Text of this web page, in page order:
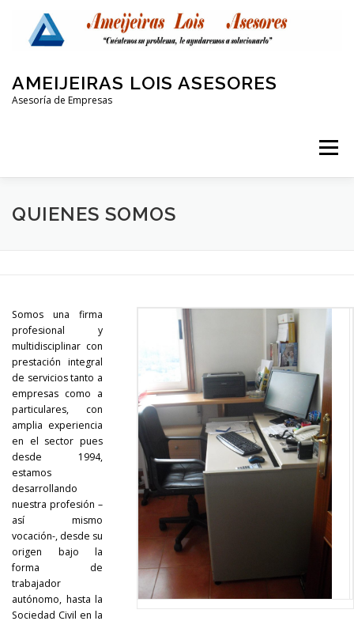
contenido
AMEIJEIRAS LOIS ASESORES
Asesoría de Empresas
Menú
QUIENES SOMOS LABORAL Y SEGURIDAD SOCIAL
OTRAS AREAS CONTACTO
QUIENES SOMOS
Somos una firma
profesional y
multidisciplinar con
prestación integral
de servicios tanto a
empresas como a
particulares, con
amplia experiencia
en el sector pues
desde 1994,
estamos
desarrollando
nuestra profesión –
así mismo
vocación-, desde su
origen bajo la
forma de
trabajador
autónomo, hasta la
Sociedad Civil en la